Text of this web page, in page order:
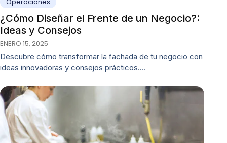
¿Cómo Diseñar el Frente de un Negocio?:
Ideas y Consejos
ENERO 15, 2025
Descubre cómo transformar la fachada de tu negocio con
ideas innovadoras y consejos prácticos.…